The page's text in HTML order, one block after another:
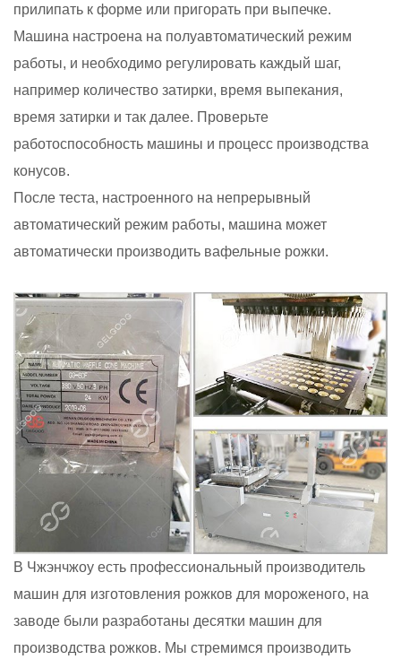
прилипать к форме или пригорать при выпечке.
Машина настроена на полуавтоматический режим
работы, и необходимо регулировать каждый шаг,
например количество затирки, время выпекания,
время затирки и так далее. Проверьте
работоспособность машины и процесс производства
конусов.
После теста, настроенного на непрерывный
автоматический режим работы, машина может
автоматически производить вафельные рожки.
В Чжэнчжоу есть профессиональный производитель
машин для изготовления рожков для мороженого, на
заводе были разработаны десятки машин для
производства рожков. Мы стремимся производить